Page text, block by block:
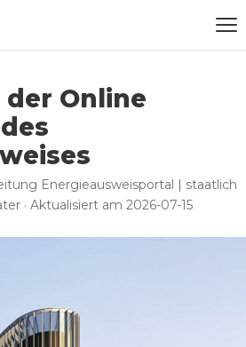
Online
Energieausweisportal | staatlich
· Aktualisiert am 2026-07-15